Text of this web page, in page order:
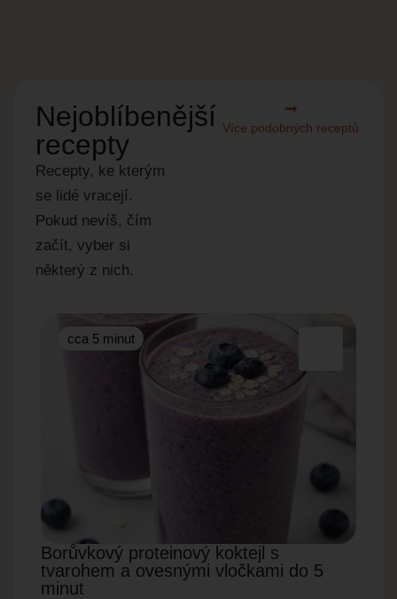
Nejoblíbenější
recepty
Recepty, ke kterým
se lidé vracejí.
Pokud nevíš, čím
začít, vyber si
některý z nich.
Více podobných receptů
cca 5 minut
Borůvkový proteinový koktejl s
tvarohem a ovesnými vločkami do 5
minut